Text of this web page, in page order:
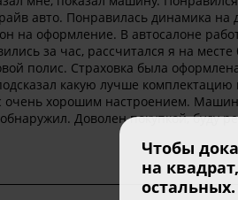
авто. Понравилась динамика
на оформление. В автосалоне
за час, рассчитался я на
полис. Страховка была
какую лучше
хорошим настроением.
Доволен покупкой, буду
Чтобы
на
остальных.